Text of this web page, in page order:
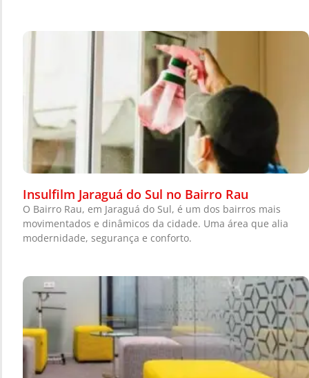
Insulfilm Jaraguá do Sul no Bairro Rau
O Bairro Rau, em Jaraguá do Sul, é um dos bairros mais
movimentados e dinâmicos da cidade. Uma área que alia
modernidade, segurança e conforto.